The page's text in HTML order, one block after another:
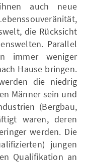
auch neue
die Rücksicht
Parallel
immer weniger
Hause bringen.
die niedrig
Männer sein und
(Bergbau,
waren, deren
werden. Die
jungen
Qualifikation an